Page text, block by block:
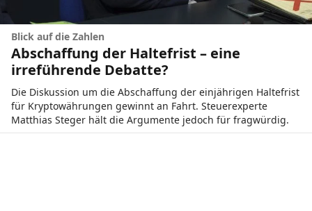
Blick auf die Zahlen
Abschaffung der Haltefrist – eine
irreführende Debatte?
Die Diskussion um die Abschaffung der einjährigen Haltefrist
für Kryptowährungen gewinnt an Fahrt. Steuerexperte
Matthias Steger hält die Argumente jedoch für fragwürdig.